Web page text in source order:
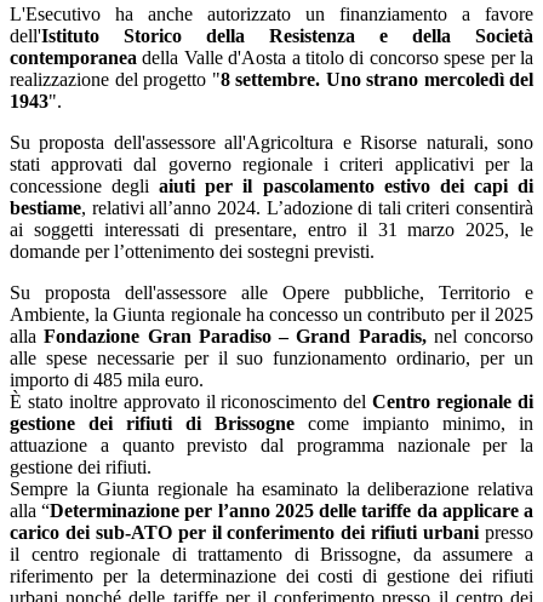
L'Esecutivo ha anche autorizzato un finanziamento a favore
dell'Istituto Storico della Resistenza e della Società
contemporanea della Valle d'Aosta a titolo di concorso spese per la
realizzazione del progetto "8 settembre. Uno strano mercoledì del
1943".
Su proposta dell'assessore all'Agricoltura e Risorse naturali, sono
stati approvati dal governo regionale i criteri applicativi per la
concessione degliaiuti per il pascolamento estivo dei capi di
bestiame, relativi all’anno 2024. L’adozione di tali criteri consentirà
ai soggetti interessati di presentare, entro il 31 marzo 2025, le
domande per l’ottenimento dei sostegni previsti.
Su proposta dell'assessore alle Opere pubbliche, Territorio e
Ambiente, la Giunta regionale ha concesso un contributo per il 2025
allaFondazione Gran Paradiso – Grand Paradis,nel concorso
alle spese necessarie per il suo funzionamento ordinario, per un
importo di 485 mila euro.
È stato inoltre approvato il riconoscimento delCentro regionale di
gestione dei rifiuti di Brissogne come impianto minimo, in
attuazione a quanto previsto dal programma nazionale per la
gestione dei rifiuti.
Sempre la Giunta regionale ha esaminato la deliberazione relativa
alla “Determinazione per l’anno 2025 delle tariffe da applicare a
carico dei sub-ATO per il conferimento dei rifiuti urbanipresso
il centro regionale di trattamento di Brissogne, da assumere a
riferimento per la determinazione dei costi di gestione dei rifiuti